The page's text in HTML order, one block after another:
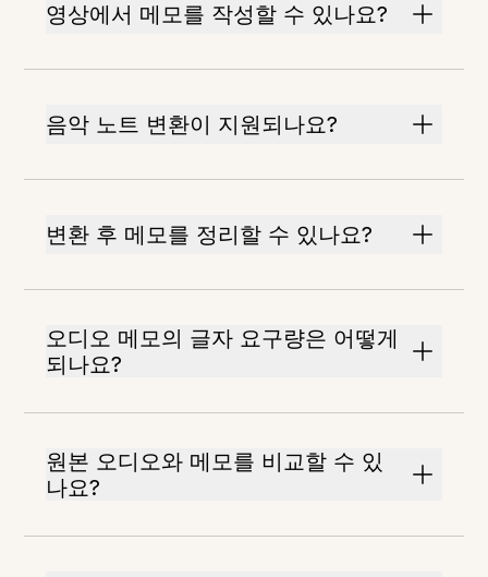
영상에서 메모를 작성할 수 있나요?
음악 노트 변환이 지원되나요?
변환 후 메모를 정리할 수 있나요?
오디오 메모의 글자 요구량은 어떻게
되나요?
원본 오디오와 메모를 비교할 수 있
나요?